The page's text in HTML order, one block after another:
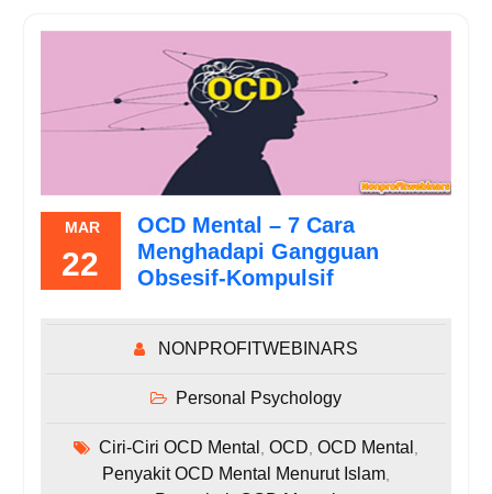
MAR
22
OCD Mental – 7 Cara
Menghadapi Gangguan
Obsesif-Kompulsif
NONPROFITWEBINARS
Personal Psychology
Ciri-Ciri OCD Mental , OCD, OCD Mental ,
Penyakit OCD Mental Menurut Islam,